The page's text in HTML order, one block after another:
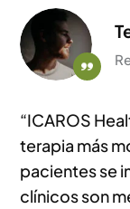
“ICAROS
terapia más
pacientes se
clínicos son